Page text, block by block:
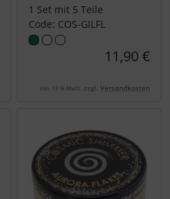
1 Set mit 5 Teile
Code: COS-GILFL
11,90 €
inkl. 19 % MwSt. zzgl. Versandkosten